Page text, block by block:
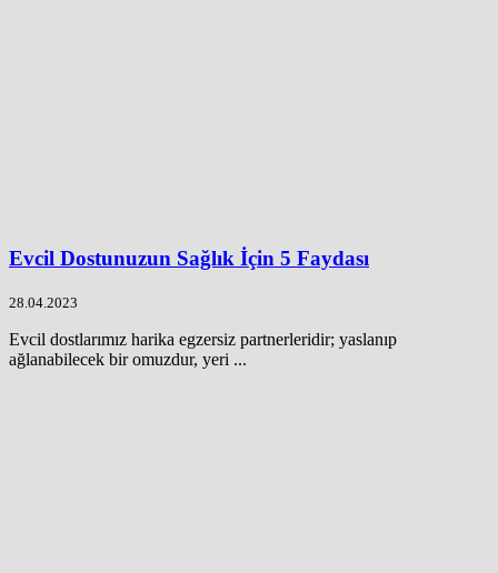
Evcil Dostunuzun Sağlık İçin 5 Faydası
28.04.2023
Evcil dostlarımız harika egzersiz partnerleridir; yaslanıp
ağlanabilecek bir omuzdur, yeri ...